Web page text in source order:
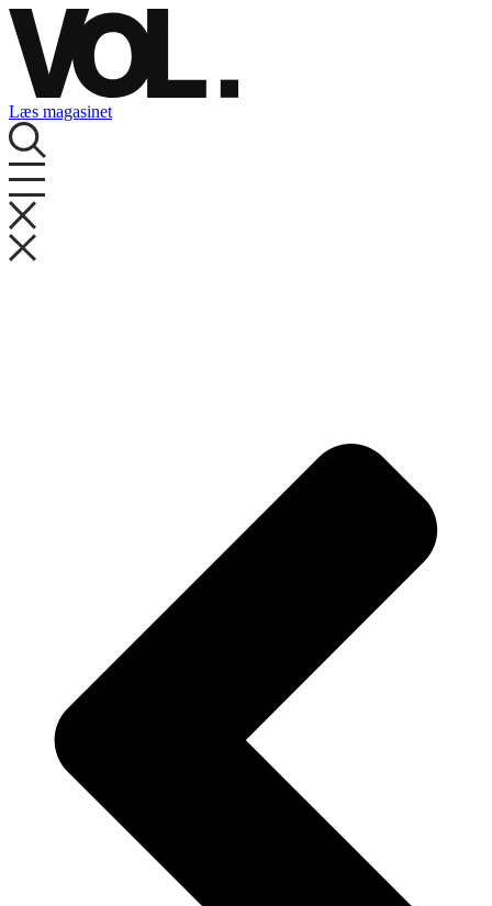
Videre
til
indhold
Læs magasinet